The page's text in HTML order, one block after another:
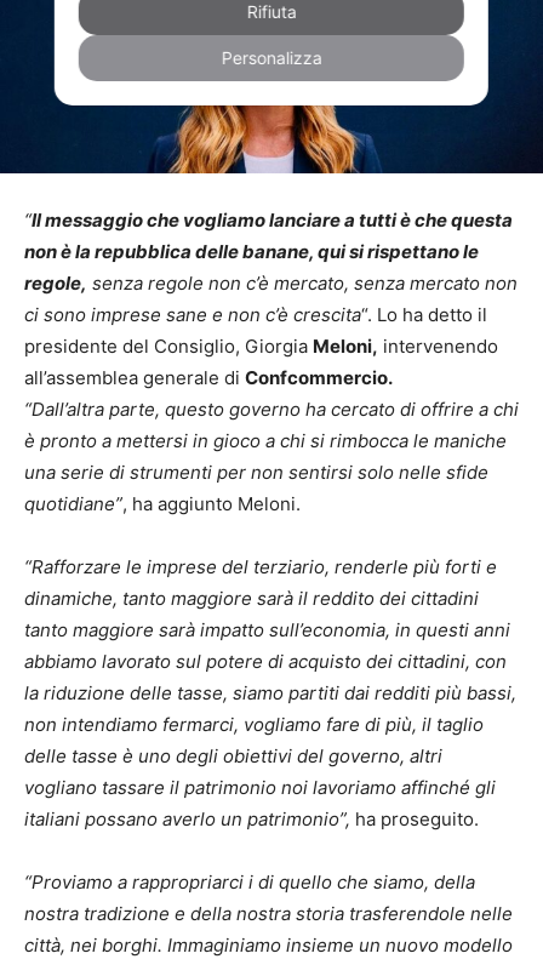
“Il messaggio che vogliamo lanciare a tutti è che questa
non è la repubblica delle banane, qui si rispettano le
regole, senza regole non c’è mercato, senza mercato non
ci sono imprese sane e non c’è crescita“. Lo ha detto il
presidente del Consiglio, Giorgia Meloni, intervenendo
all’assemblea generale di Confcommercio.
“Dall’altra parte, questo governo ha cercato di offrire a chi
è pronto a mettersi in gioco a chi si rimbocca le maniche
una serie di strumenti per non sentirsi solo nelle sfide
quotidiane”, ha aggiunto Meloni.
“Rafforzare le imprese del terziario, renderle più forti e
dinamiche, tanto maggiore sarà il reddito dei cittadini
tanto maggiore sarà impatto sull’economia, in questi anni
abbiamo lavorato sul potere di acquisto dei cittadini, con
la riduzione delle tasse, siamo partiti dai redditi più bassi,
non intendiamo fermarci, vogliamo fare di più, il taglio
delle tasse è uno degli obiettivi del governo, altri
vogliano tassare il patrimonio noi lavoriamo affinché gli
italiani possano averlo un patrimonio”, ha proseguito.
“Proviamo a rappropriarci i di quello che siamo, della
nostra tradizione e della nostra storia trasferendole nelle
città, nei borghi. Immaginiamo insieme un nuovo modello
Rifiuta
Personalizza